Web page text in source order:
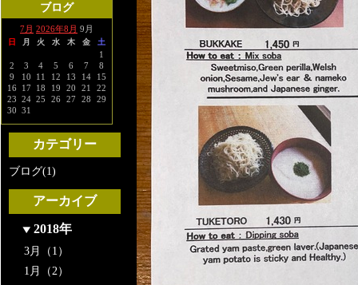
ブログ
7月 2026年8月 9月
日 月 火 水 木 金 土
1
2
3 4 5 6 7
8
9
10 11 12 13 14
15
16
17 18 19 20 21
22
23 24 25 26 27 28
29
30 31
カテゴリー
ブログ(1)
アーカイブ
2018年
3月（1）
1月（2）